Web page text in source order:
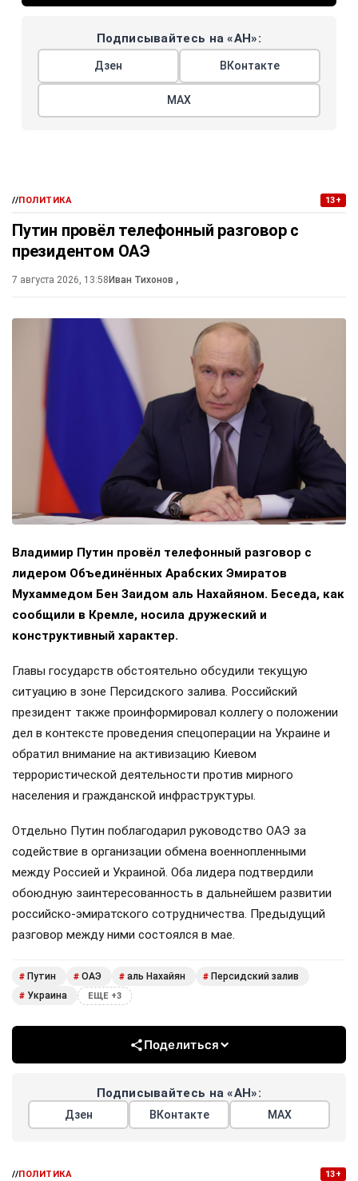
Подписывайтесь на «АН»:
Дзен ВКонтакте
МАХ
//ПОЛИТИКА 13+
Путин провёл телефонный разговор с
президентом ОАЭ
7 августа 2026, 13:58Иван Тихонов ,
Владимир Путин провёл телефонный разговор с
лидером Объединённых Арабских Эмиратов
Мухаммедом Бен Заидом аль Нахайяном. Беседа, как
сообщили в Кремле, носила дружеский и
конструктивный характер.
Главы государств обстоятельно обсудили текущую
ситуацию в зоне Персидского залива. Российский
президент также проинформировал коллегу о положении
дел в контексте проведения спецоперации на Украине и
обратил внимание на активизацию Киевом
террористической деятельности против мирного
населения и гражданской инфраструктуры.
Отдельно Путин поблагодарил руководство ОАЭ за
содействие в организации обмена военнопленными
между Россией и Украиной. Оба лидера подтвердили
обоюдную заинтересованность в дальнейшем развитии
российско-эмиратского сотрудничества. Предыдущий
разговор между ними состоялся в мае.
# Путин # ОАЭ # аль Нахайян # Персидский залив
# Украина ЕЩЕ +3
Поделиться
Подписывайтесь на «АН»:
Дзен ВКонтакте МАХ
//ПОЛИТИКА 13+